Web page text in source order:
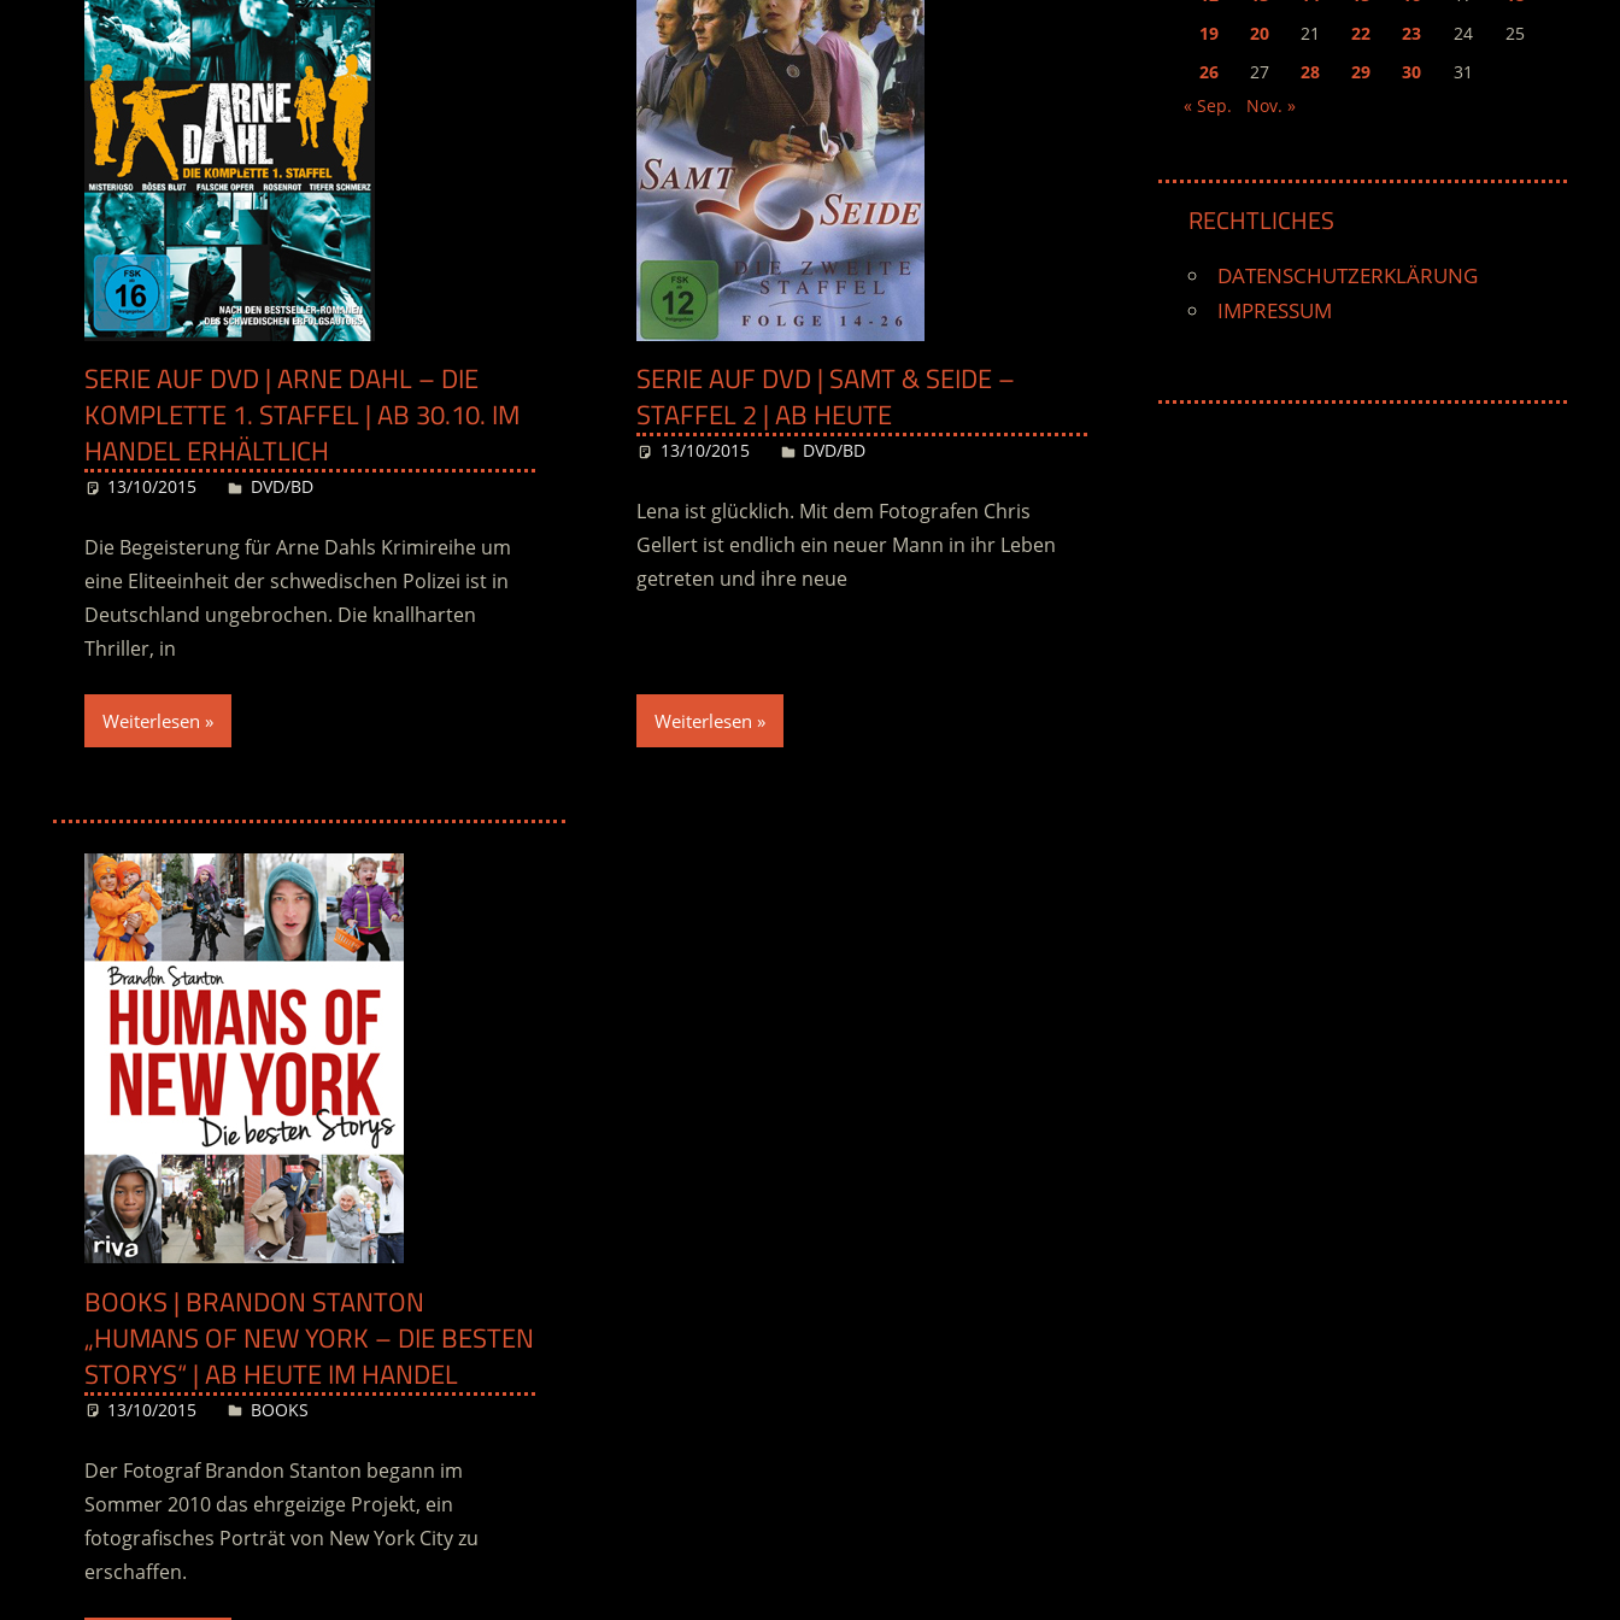
SERIE AUF DVD | ARNE DAHL – DIE
KOMPLETTE 1. STAFFEL | AB 30.10. IM
HANDEL ERHÄLTLICH
13/10/2015 Desiree
DVD/BD
Die Begeisterung für Arne Dahls Krimireihe um
eine Eliteeinheit der schwedischen Polizei ist in
Deutschland ungebrochen. Die knallharten
Thriller, in
Weiterlesen
SERIE AUF DVD | SAMT & SEIDE –
STAFFEL 2 | AB HEUTE
13/10/2015 Desiree
DVD/BD
Lena ist glücklich. Mit dem Fotografen Chris
Gellert ist endlich ein neuer Mann in ihr Leben
getreten und ihre neue
Weiterlesen
BOOKS | BRANDON STANTON
„HUMANS OF NEW YORK – DIE BESTEN
STORYS“ | AB HEUTE IM HANDEL
13/10/2015 Desiree
BOOKS
Der Fotograf Brandon Stanton begann im
Sommer 2010 das ehrgeizige Projekt, ein
fotografisches Porträt von New York City zu
erschaffen.
19
20 21 22 23 24
25
26
27 28 29 30
31
« Sep.
Nov. »
RECHTLICHES
DATENSCHUTZERKLÄRUNG
IMPRESSUM